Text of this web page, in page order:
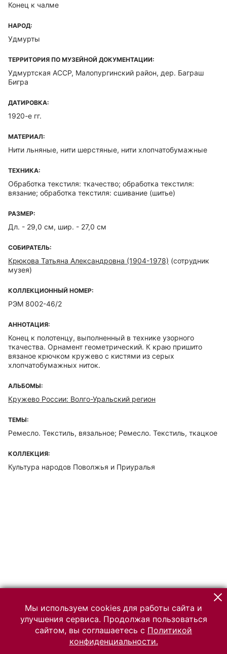
Конец к чалме
НАРОД:
Удмурты
ТЕРРИТОРИЯ ПО МУЗЕЙНОЙ ДОКУМЕНТАЦИИ:
Удмуртская ACCP, Малопургинский район, дер. Баграш
Бигра
ДАТИРОВКА:
1920-е гг.
МАТЕРИАЛ:
Нити льняные, нити шерстяные, нити хлопчатобумажные
ТЕХНИКА:
Обработка текстиля: ткачество; обработка текстиля:
вязание; обработка текстиля: сшивание (шитье)
РАЗМЕР:
Дл. - 29,0 см, шир. - 27,0 см
СОБИРАТЕЛЬ:
Крюкова Татьяна Александровна (1904-1978) (сотрудник
музея)
КОЛЛЕКЦИОННЫЙ НОМЕР:
РЭМ 8002-46/2
АННОТАЦИЯ:
Конец к полотенцу, выполненный в технике узорного
ткачества. Орнамент геометрический. К краю пришито
вязаное крючком кружево с кистями из серых
хлопчатобумажных ниток.
АЛЬБОМЫ:
Кружево России: Волго-Уральский регион
ТЕМЫ:
Ремесло. Текстиль, вязальное; Ремесло. Текстиль, ткацкое
КОЛЛЕКЦИЯ:
Культура народов Поволжья и Приуралья
Мы используем cookies для работы сайта и
улучшения сервиса. Продолжая пользоваться
сайтом, вы соглашаетесь с Политикой
конфиденциальности.